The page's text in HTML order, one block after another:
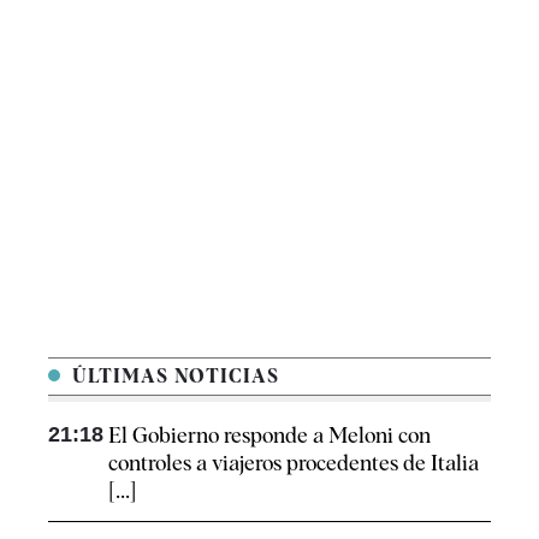
ÚLTIMAS NOTICIAS
21:18 El Gobierno responde a Meloni con
controles a viajeros procedentes de Italia
[...]